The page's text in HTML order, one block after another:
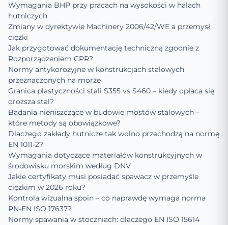
Wymagania BHP przy pracach na wysokości w halach
hutniczych
Zmiany w dyrektywie Machinery 2006/42/WE a przemysł
ciężki
Jak przygotować dokumentację techniczną zgodnie z
Rozporządzeniem CPR?
Normy antykorozyjne w konstrukcjach stalowych
przeznaczonych na morze
Granica plastyczności stali S355 vs S460 – kiedy opłaca się
droższa stal?
Badania nieniszczące w budowie mostów stalowych –
które metody są obowiązkowe?
Dlaczego zakłady hutnicze tak wolno przechodzą na normę
EN 1011-2?
Wymagania dotyczące materiałów konstrukcyjnych w
środowisku morskim według DNV
Jakie certyfikaty musi posiadać spawacz w przemyśle
ciężkim w 2026 roku?
Kontrola wizualna spoin – co naprawdę wymaga norma
PN-EN ISO 17637?
Normy spawania w stoczniach: dlaczego EN ISO 15614